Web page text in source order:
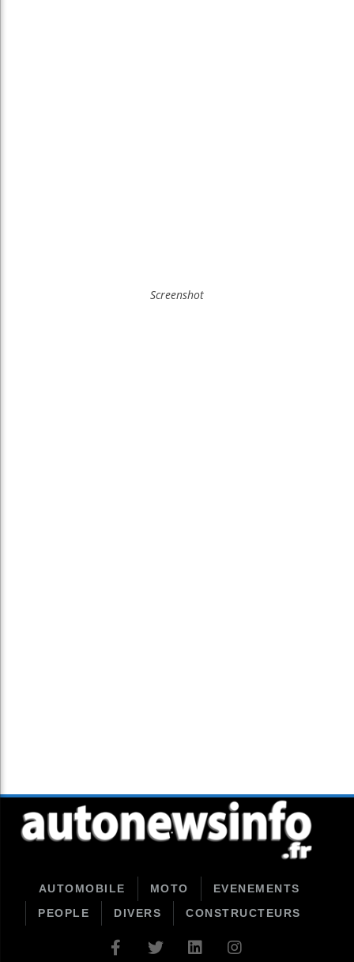
Screenshot
AUTOMOBILE MOTO
EVENEMENTS
PEOPLE
DIVERS CONSTRUCTEURS